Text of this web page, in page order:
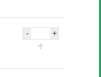
- +
个